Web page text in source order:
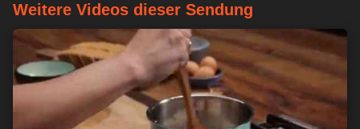
Wir respektieren Ihre Privatsphäre
Wir und unsere Partner speichern und/oder greifen auf
Informationen wie Cookies auf einem Gerät zu und verarbeiten
personenbezogene Daten wie eindeutige Kennungen und
Standardinformationen, die von einem Gerät für personalisierte
Werbung und Inhalte, Werbung und Inhaltsmessung,
Weitere Videos dieser Sendung